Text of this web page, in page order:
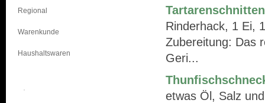
Regional
Warenkunde
Haushaltswaren
Tartarenschnitten
Rinderhack, 1 Ei,
Zubereitung: Das
Geri...
etwas Öl, Salz